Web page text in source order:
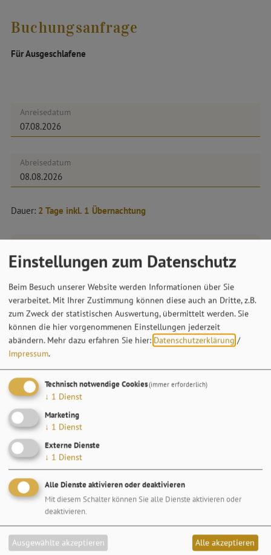
Buchungsanfrage
Für Ausgeschlafene
Anreisedatum
Abreisedatum
Dauer: 2 Tage inkl. 1 Übernachtung
Anzahl Personen (ab 18 Jahren)
Anzahl Kinder (0 - 17 Jahre)
WEITER ...
Einstellungen zum Datenschutz
Beim Besuch unserer Website werden Informationen über Sie
verarbeitet. Mit Ihrer Zustimmung können diese auch an Dritte, z.B.
zum Zweck der statistischen Auswertung, übermittelt werden. Sie
können die hier vorgenommenen Einstellungen jederzeit
abändern. Mehr dazu erfahren Sie hier: Datenschutzerklärung /
Impressum.
Technisch notwendige Cookies(immer erforderlich)
↓ 1 Dienst
Marketing
↓ 1 Dienst
Externe Dienste
↓ 1 Dienst
Alle Dienste aktivieren oder deaktivieren
Mit diesem Schalter können Sie alle Dienste aktivieren oder
deaktivieren.
Ausgewählte akzeptieren Alle akzeptieren